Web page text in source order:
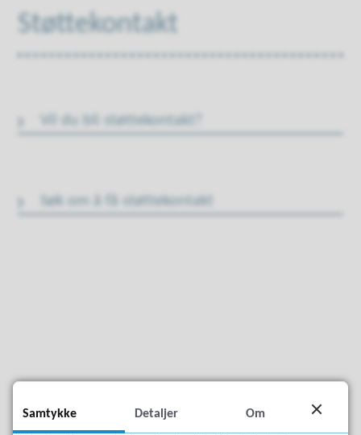
Støttekontakt
Vil du bli støttekontakt?
Søk om å få støttekontakt
Samtykke Detaljer Om